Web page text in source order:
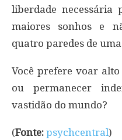
liberdade necessária
maiores sonhos e
quatro paredes de
Você prefere voar
ou permanecer
vastidão do mundo?
(Fonte: psychcentral)